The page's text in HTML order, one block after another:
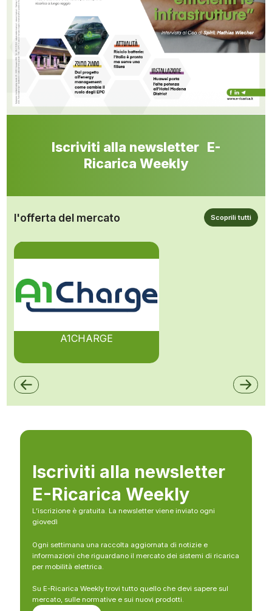
Iscriviti alla newsletter E-
Ricarica Weekly
l'offerta del mercato Scoprili tutti
A1CHARGE
Iscriviti alla newsletter
E-Ricarica Weekly
L’iscrizione è gratuita. La newsletter viene inviato ogni
giovedì
Ogni settimana una raccolta aggiornata di notizie e
informazioni che riguardano il mercato dei sistemi di ricarica
per mobilità elettrica.
Su E-Ricarica Weekly trovi tutto quello che devi sapere sul
mercato, sulle normative e sui nuovi prodotti.